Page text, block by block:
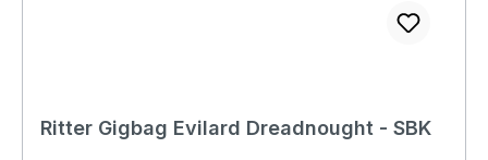
Ritter Gigbag Evilard Dreadnought - SBK